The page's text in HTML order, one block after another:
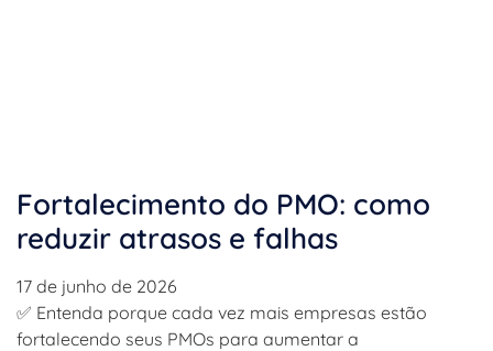
Fortalecimento do PMO: como
reduzir atrasos e falhas
17 de junho de 2026
✅ Entenda porque cada vez mais empresas estão
fortalecendo seus PMOs para aumentar a